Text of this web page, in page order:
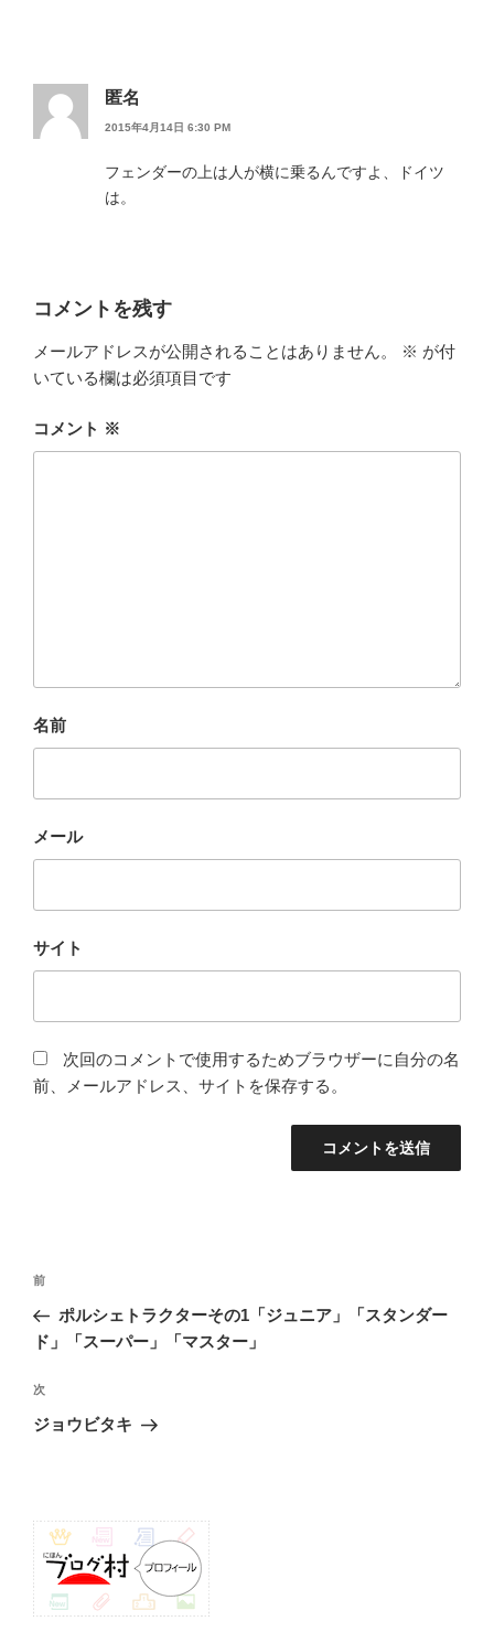
匿名
2015年4月14日 6:30 PM
フェンダーの上は人が横に乗るんですよ、ドイツ
は。
コメントを残す
メールアドレスが公開されることはありません。 ※ が付
いている欄は必須項目です
コメント ※
名前
メール
サイト
次回のコメントで使用するためブラウザーに自分の名
前、メールアドレス、サイトを保存する。
投
ナ
ゲ
ー
ン
前
の
投
前
ポルシェトラクターその1「ジュニア」「スタンダー
ド」「スーパー」「マスター」
次
の
次
ジョウビタキ